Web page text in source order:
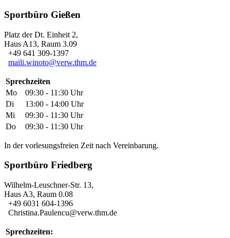
Sportbüro Gießen
Platz der Dt. Einheit 2,
Haus A13, Raum 3.09
+49 641 309-1397
maili.winoto@verw.thm.de
Sprechzeiten
Mo
09:30 - 11:30 Uhr
Di
13:00 - 14:00 Uhr
Mi
09:30 - 11:30 Uhr
Do
09:30 - 11:30 Uhr
In der vorlesungsfreien Zeit nach Vereinbarung.
Sportbüro Friedberg
Wilhelm-Leuschner-Str. 13,
Haus A3, Raum 0.08
+49 6031 604-1396
Christina.Paulencu@verw.thm.de
Sprechzeiten: